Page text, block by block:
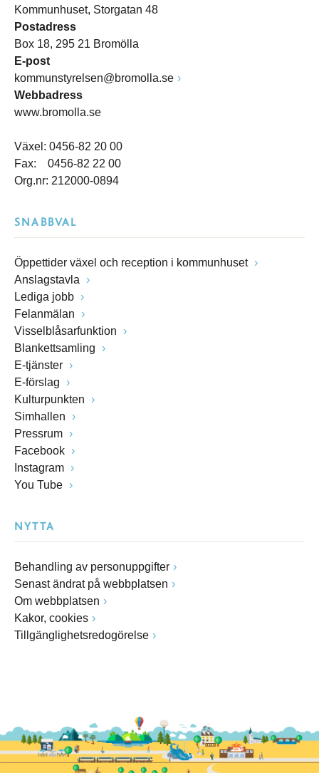
Kommunhuset, Storgatan 48
Postadress
Box 18, 295 21 Bromölla
E-post
kommunstyrelsen@bromolla.se
Webbadress
www.bromolla.se
Växel: 0456-82 20 00
Fax: 0456-82 22 00
Org.nr: 212000-0894
SNABBVAL
Öppettider växel och reception i kommunhuset
Anslagstavla
Lediga jobb
Felanmälan
Visselblåsarfunktion
Blankettsamling
E-tjänster
E-förslag
Kulturpunkten
Simhallen
Pressrum
Facebook
Instagram
You Tube
NYTTA
Behandling av personuppgifter
Senast ändrat på webbplatsen
Om webbplatsen
Kakor, cookies
Tillgänglighetsredogörelse